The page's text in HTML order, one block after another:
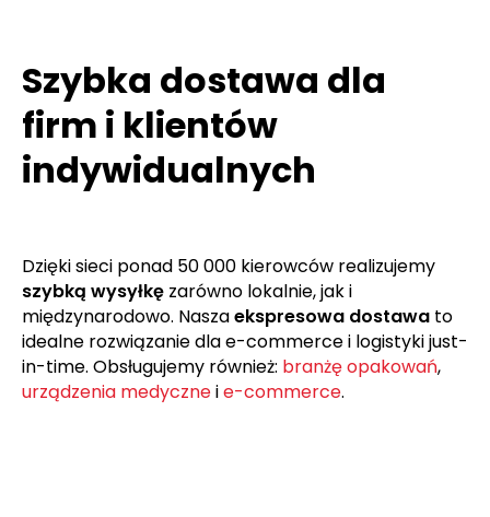
Szybka dostawa dla
firm i klientów
indywidualnych
Dzięki sieci ponad 50 000 kierowców realizujemy
szybką wysyłkę zarówno lokalnie, jak i
międzynarodowo. Naszaekspresowa dostawa to
idealne rozwiązanie dla e-commerce i logistyki just-
in-time. Obsługujemy również: branżę opakowań,
urządzenia medyczneie-commerce.